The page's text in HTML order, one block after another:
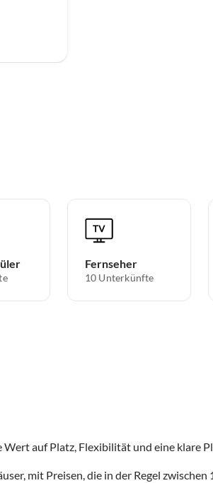
Fernseher
10 Unterkünfte
Wert auf Platz, Flexibilität und eine klare
mit Preisen, die in der Regel zwischen